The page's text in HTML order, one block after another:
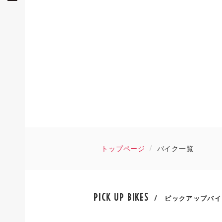
トップページ バイク一覧
PICK UP BIKES / ピックアップバ